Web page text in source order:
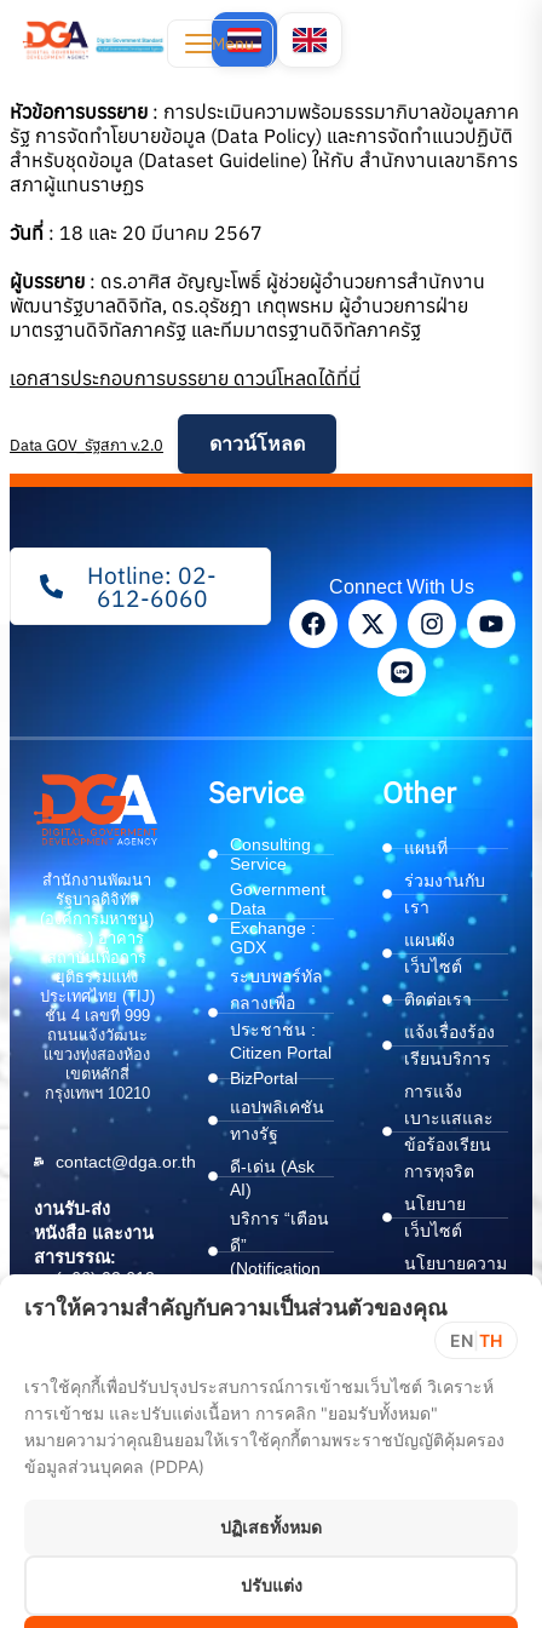
Menu
หัวข้อการบรรยาย : การประเมินความพร้อมธรรมาภิบาลข้อมูลภาค
รัฐ การจัดทำโยบายข้อมูล (Data Policy) และการจัดทำแนวปฏิบัติ
สำหรับชุดข้อมูล (Dataset Guideline) ให้กับ สำนักงานเลขาธิการ
สภาผู้แทนราษฏร
วันที่ : 18 และ 20 มีนาคม 2567
ผู้บรรยาย : ดร.อาศิส อัญญะโพธิ์ ผู้ช่วยผู้อำนวยการสำนักงาน
พัฒนารัฐบาลดิจิทัล, ดร.อุรัชฎา เกตุพรหม ผู้อำนวยการฝ่าย
มาตรฐานดิจิทัลภาครัฐ และทีมมาตรฐานดิจิทัลภาครัฐ
เอกสารประกอบการบรรยาย ดาวน์โหลดได้ที่นี่
Data GOV_รัฐสภา v.2.0 ดาวน์โหลด
Hotline: 02-
612-6060 Connect With Us
สำนักงานพัฒนา
รัฐบาลดิจิทัล
(องค์การมหาชน)
(สพร.) อาคาร
สถาบันเพื่อการ
ยุติธรรมแห่ง
ประเทศไทย (TIJ)
ชั้น 4 เลขที่ 999
ถนนแจ้งวัฒนะ
แขวงทุ่งสองห้อง
เขตหลักสี่
กรุงเทพฯ 10210
contact@dga.or.th
งานรับ-ส่ง
หนังสือ และงาน
สารบรรณ:
(+66) 02 612
6000
saraban@dga.or.th
Center:
(+66) 02 612
Service
Consulting
Service
Government
Data
Exchange :
GDX
ระบบพอร์ทัล
กลางเพื่อ
ประชาชน :
Citizen Portal
BizPortal
แอปพลิเคชัน
ทางรัฐ
ดี-เด่น (Ask
AI)
บริการ “เตือน
ดี”
(Notification
บริการ
(Document
Wallet)
Other
แผนที่
ร่วมงานกับ
เรา
แผนผัง
เว็บไซต์
ติดต่อเรา
แจ้งเรื่องร้อง
เรียนบริการ
การแจ้ง
เบาะแสและ
ข้อร้องเรียน
การทุจริต
นโยบาย
เว็บไซต์
นโยบายความ
ปลอดภัย
สารสนเทศ
ChangeLog
All rights reserved 2025. Digital Government Development Agency
เราให้ความสำคัญกับความเป็นส่วนตัวของคุณ
EN TH
เราใช้คุกกี้เพื่อปรับปรุงประสบการณ์การเข้าชมเว็บไซต์ วิเคราะห์
การเข้าชม และปรับแต่งเนื้อหา การคลิก "ยอมรับทั้งหมด"
หมายความว่าคุณยินยอมให้เราใช้คุกกี้ตามพระราชบัญญัติคุ้มครอง
ข้อมูลส่วนบุคคล (PDPA)
ปฏิเสธทั้งหมด
ปรับแต่ง